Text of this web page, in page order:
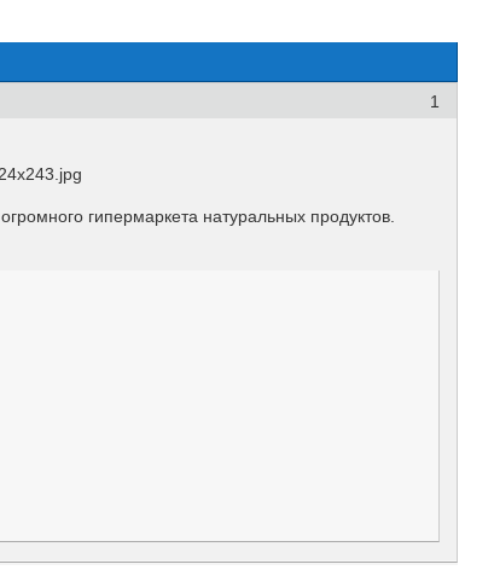
1
огромного гипермаркета натуральных продуктов.